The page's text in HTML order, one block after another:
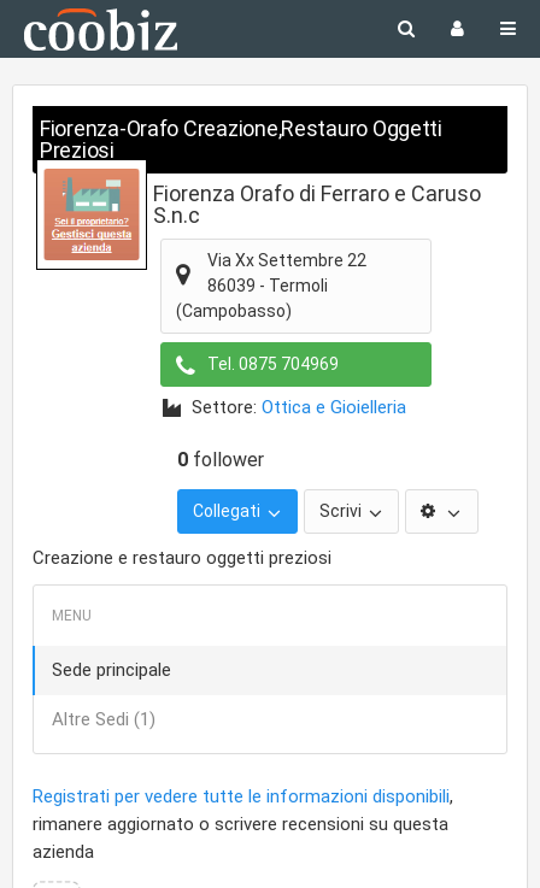
Fiorenza-Orafo Creazione,Restauro Oggetti
Preziosi
Fiorenza Orafo di Ferraro e Caruso
S.n.c
Via Xx Settembre 22
86039 - Termoli
(Campobasso)
Tel. 0875 704969
Settore: Ottica e Gioielleria
0 follower
Collegati Scrivi
Creazione e restauro oggetti preziosi
Sede principale
Altre Sedi (1)
Registrati per vedere tutte le informazioni disponibili,
rimanere aggiornato o scrivere recensioni su questa
azienda